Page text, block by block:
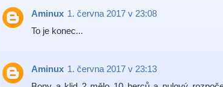
Aminux 1. června 2017 v 23:08
To je konec...
Aminux 1. června 2017 v 23:13